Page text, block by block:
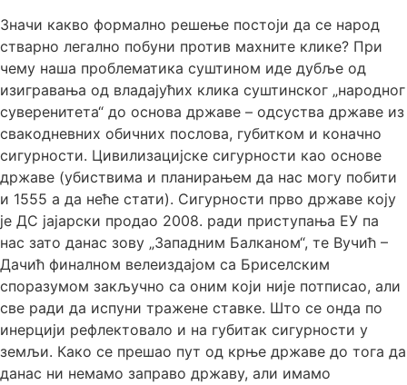
Значи какво формално решење постоји да се народ
стварно легално побуни против махните клике? При
чему наша проблематика суштином иде дубље од
изигравања од владајућих клика суштинског „народног
суверенитета“ до основа државе – одсуства државе из
свакодневних обичних послова, губитком и коначно
сигурности. Цивилизацијске сигурности као основе
државе (убиствима и планирањем да нас могу побити
и 1555 а да неће стати). Сигурности прво државе коју
је ДС јајарски продао 2008. ради приступања ЕУ па
нас зато данас зову „Западним Балканом“, те Вучић –
Дачић финалном велеиздајом са Бриселским
споразумом закључно са оним који није потписао, али
све ради да испуни тражене ставке. Што се онда по
инерцији рефлектовало и на губитак сигурности у
земљи. Како се прешао пут од крње државе до тога да
данас ни немамо заправо државу, али имамо